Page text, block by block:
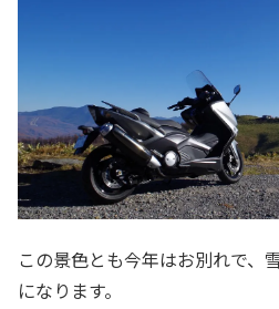
この景色とも今年はお別れで、
になります。